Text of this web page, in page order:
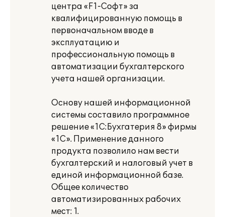
центра «F1-Софт» за
квалифицированную помощь в
первоначальном вводе в
эксплуатацию и
профессиональную помощь в
автоматизации бухгалтерского
учета нашей организации.
Основу нашей информационной
системы составило программное
решение «1С:Бухгатерия 8» фирмы
«1С». Применение данного
продукта позволило нам вести
бухгалтерский и налоговый учет в
единой информационной базе.
Общее количество
автоматизированных рабочих
мест: 1.